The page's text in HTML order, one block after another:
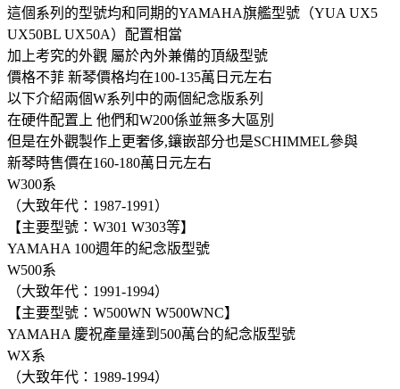
這個系列的型號均和同期的YAMAHA旗艦型號（YUA UX5
UX50BL UX50A）配置相當
加上考究的外觀 屬於內外兼備的頂級型號
價格不菲 新琴價格均在100-135萬日元左右
以下介紹兩個W系列中的兩個紀念版系列
在硬件配置上 他們和W200係並無多大區別
但是在外觀製作上更奢侈,鑲嵌部分也是SCHIMMEL參與
新琴時售價在160-180萬日元左右
W300系
（大致年代：1987-1991）
【主要型號：W301 W303等】
YAMAHA 100週年的紀念版型號
W500系
（大致年代：1991-1994）
【主要型號：W500WN W500WNC】
YAMAHA 慶祝產量達到500萬台的紀念版型號
WX系
（大致年代：1989-1994）